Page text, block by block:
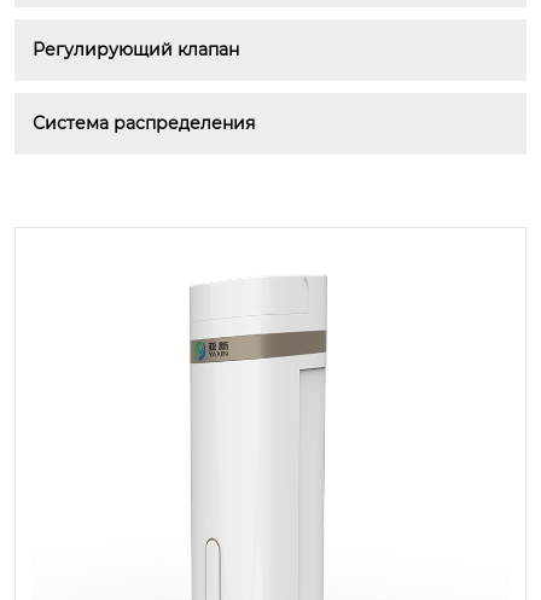
Регулирующий клапан
Система распределения